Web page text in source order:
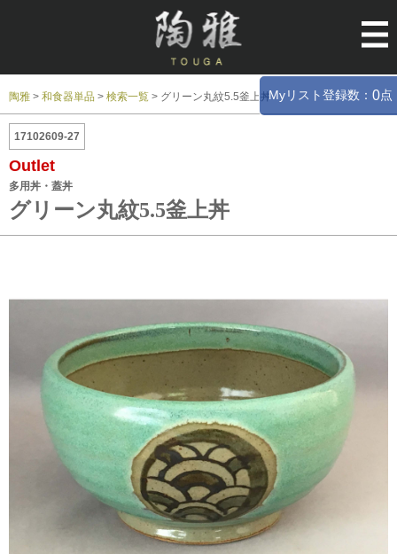
Myリスト登録数： 0点
陶雅 > 和食器単品 > 検索一覧 > グリーン丸紋5.5釜上丼
17102609-27
Outlet
多用丼・蓋丼
グリーン丸紋5.5釜上丼